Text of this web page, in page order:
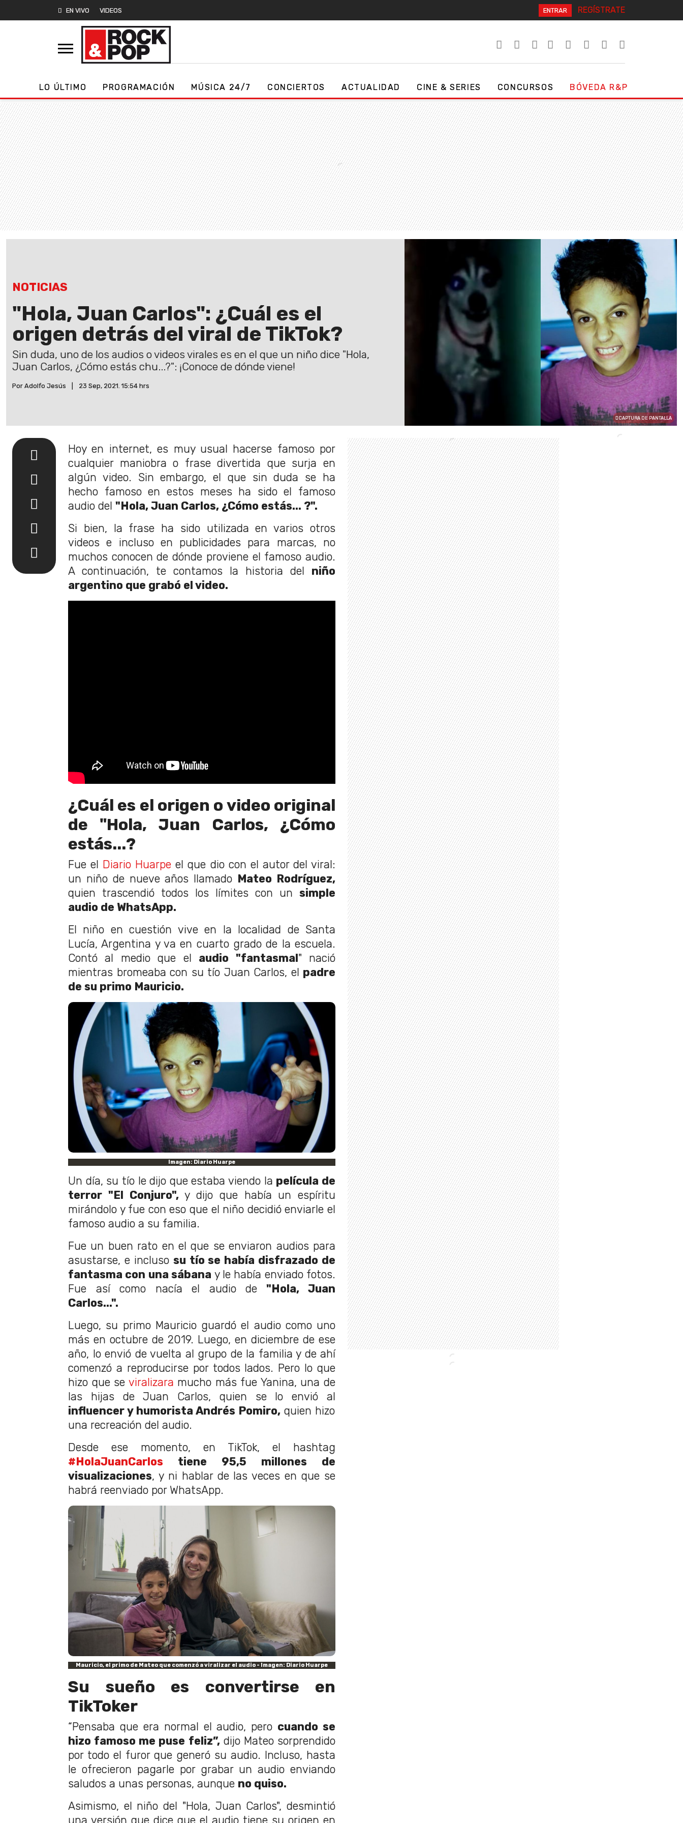
EN VIVO VIDEOS ENTRAR REGÍSTRATE
LO ÚLTIMO PROGRAMACIÓN MÚSICA 24/7 CONCIERTOS ACTUALIDAD CINE & SERIES CONCURSOS BÓVEDA R&P
NOTICIAS
"Hola, Juan Carlos": ¿Cuál es el
origen detrás del viral de TikTok?
Sin duda, uno de los audios o videos virales es en el que un niño dice "Hola,
Juan Carlos, ¿Cómo estás chu...?": ¡Conoce de dónde viene!
Por Adolfo Jesús 23 Sep, 2021. 15:54 hrs
CAPTURA DE PANTALLA
Hoy en internet, es muy usual hacerse famoso por
cualquier maniobra o frase divertida que surja en
algún video. Sin embargo, el que sin duda se ha
hecho famoso en estos meses ha sido el famoso
audio del "Hola, Juan Carlos, ¿Cómo estás... ?".
Si bien, la frase ha sido utilizada en varios otros
videos e incluso en publicidades para marcas, no
muchos conocen de dónde proviene el famoso audio.
A continuación, te contamos la historia del niño
argentino que grabó el video.
¿Cuál es el origen o video original
de "Hola, Juan Carlos, ¿Cómo
estás...?
Fue el Diario Huarpe el que dio con el autor del viral:
un niño de nueve años llamado Mateo Rodríguez,
quien trascendió todos los límites con un simple
audio de WhatsApp.
El niño en cuestión vive en la localidad de Santa
Lucía, Argentina y va en cuarto grado de la escuela.
Contó al medio que el audio "fantasmal " nació
mientras bromeaba con su tío Juan Carlos, el padre
de su primo Mauricio.
Imagen: Diario Huarpe
Un día, su tío le dijo que estaba viendo la película de
terror "El Conjuro",y dijo que había un espíritu
mirándolo y fue con eso que el niño decidió enviarle el
famoso audio a su familia.
Fue un buen rato en el que se enviaron audios para
asustarse, e incluso su tío se había disfrazado de
fantasma con una sábana y le había enviado fotos.
Fue así como nacía el audio de "Hola, Juan
Carlos...".
Luego, su primo Mauricio guardó el audio como uno
más en octubre de 2019. Luego, en diciembre de ese
año, lo envió de vuelta al grupo de la familia y de ahí
comenzó a reproducirse por todos lados. Pero lo que
hizo que se viralizara mucho más fue Yanina, una de
las hijas de Juan Carlos, quien se lo envió al
influencer y humorista Andrés Pomiro, quien hizo
una recreación del audio.
Desde ese momento, en TikTok, el hashtag
#HolaJuanCarlos tiene 95,5 millones de
visualizaciones, y ni hablar de las veces en que se
habrá reenviado por WhatsApp.
Mauricio, el primo de Mateo que comenzó a viralizar el audio - Imagen: Diario Huarpe
Su sueño es convertirse en
TikToker
“Pensaba que era normal el audio, pero cuando se
hizo famoso me puse feliz”,dijo Mateo sorprendido
por todo el furor que generó su audio. Incluso, hasta
le ofrecieron pagarle por grabar un audio enviando
saludos a unas personas, aunque no quiso.
Asimismo, el niño del "Hola, Juan Carlos", desmintió
una versión que dice que el audio tiene su origen en